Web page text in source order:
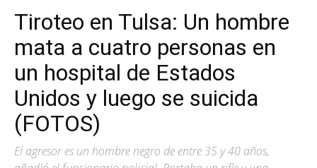
Tiroteo en Tulsa: Un hombre
mata a cuatro personas en
un hospital de Estados
Unidos y luego se suicida
(FOTOS)
El agresor es un hombre negro de entre 35 y 40 años,